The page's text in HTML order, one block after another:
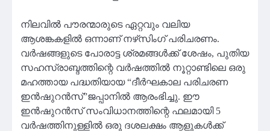
നിലവിൽ പൗരന്മാരുടെ ഏറ്റവും വലിയ
ആശങ്കകളിൽ ഒന്നാണ് നഴ്‌സിംഗ് പരിചരണം.
വർഷങ്ങളുടെ പോരാട്ട ശ്രമങ്ങൾക്ക് ശേഷം, പുതിയ
സഹസ്രാബ്ദത്തിന്റെ വർഷത്തിൽ നൂറ്റാണ്ടിലെ ഒരു
മഹത്തായ പദ്ധതിയായ “ദീർഘകാല പരിചരണ
ഇൻഷുറൻസ്”ജപ്പാനിൽ ആരംഭിച്ചു. ഈ
ഇൻഷുറൻസ് സംവിധാനത്തിന്റെ ഫലമായി 5
വർഷത്തിനുള്ളിൽ ഒരു ദശലക്ഷം ആളുകൾക്ക്